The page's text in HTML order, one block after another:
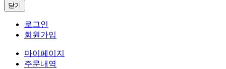
닫기
로그인
회원가입
마이페이지
주문내역